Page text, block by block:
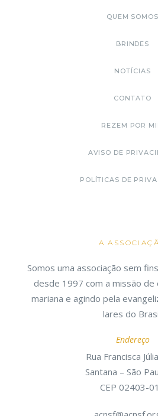
QUEM SOMOS
BRINDES
NOTÍCIAS
CONTATO
REZEM POR
AVISO DE
POLÍTICAS DE
A
Somos uma associação sem
desde 1997 com a missão de
mariana e agindo pela
lares do
Endereço
Rua Francisca
Santana – São
CEP 02403-